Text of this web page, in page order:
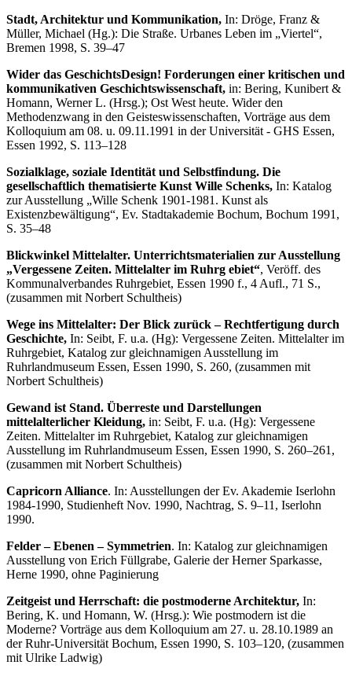
Stadt, Architektur und Kommunikation, In: Dröge, Franz &
Müller, Michael (Hg.): Die Straße. Urbanes Leben im „Viertel“,
Bremen 1998, S. 39–47
Wider das GeschichtsDesign! Forderungen einer kritischen und
kommunikativen Geschichtswissenschaft, in: Bering, Kunibert &
Homann, Werner L. (Hrsg.); Ost West heute. Wider den
Methodenzwang in den Geisteswissenschaften, Vorträge aus dem
Kolloquium am 08. u. 09.11.1991 in der Universität - GHS Essen,
Essen 1992, S. 113–128
Sozialklage, soziale Identität und Selbstfindung. Die
gesellschaftlich thematisierte Kunst Wille Schenks, In: Katalog
zur Ausstellung „Wille Schenk 1901-1981. Kunst als
Existenzbewältigung“, Ev. Stadtakademie Bochum, Bochum 1991,
S. 35–48
Blickwinkel Mittelalter. Unterrichtsmaterialien zur Ausstellung
„Vergessene Zeiten. Mittelalter im Ruhrg ebiet“, Veröff. des
Kommunalverbandes Ruhrgebiet, Essen 1990 f., 4 Aufl., 71 S.,
(zusammen mit Norbert Schultheis)
Wege ins Mittelalter: Der Blick zurück – Rechtfertigung durch
Geschichte, In: Seibt, F. u.a. (Hg): Vergessene Zeiten. Mittelalter im
Ruhrgebiet, Katalog zur gleichnamigen Ausstellung im
Ruhrlandmuseum Essen, Essen 1990, S. 260, (zusammen mit
Norbert Schultheis)
Gewand ist Stand. Überreste und Darstellungen
mittelalterlicher Kleidung, in: Seibt, F. u.a. (Hg): Vergessene
Zeiten. Mittelalter im Ruhrgebiet, Katalog zur gleichnamigen
Ausstellung im Ruhrlandmuseum Essen, Essen 1990, S. 260–261,
(zusammen mit Norbert Schultheis)
Capricorn Alliance. In: Ausstellungen der Ev. Akademie Iserlohn
1984-1990, Studienheft Nov. 1990, Nachtrag, S. 9–11, Iserlohn
1990.
Felder – Ebenen – Symmetrien. In: Katalog zur gleichnamigen
Ausstellung von Erich Füllgrabe, Galerie der Herner Sparkasse,
Herne 1990, ohne Paginierung
Zeitgeist und Herrschaft: die postmoderne Architektur, In:
Bering, K. und Homann, W. (Hrsg.): Wie postmodern ist die
Moderne? Vorträge aus dem Kolloquium am 27. u. 28.10.1989 an
der Ruhr-Universität Bochum, Essen 1990, S. 103–120, (zusammen
mit Ulrike Ladwig)